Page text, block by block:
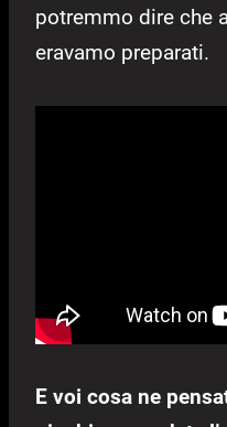
potremmo dire che
eravamo preparati.
E voi cosa ne